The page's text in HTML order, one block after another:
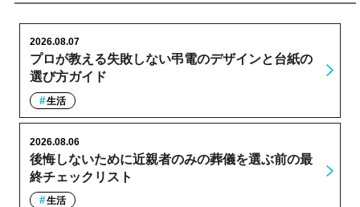
プロが教える失敗しない弔電のデザインと台紙の
選び方ガイド
2026.08.07
生活
後悔しないために近親者のみの葬儀を選ぶ前の最
終チェックリスト
2026.08.06
生活